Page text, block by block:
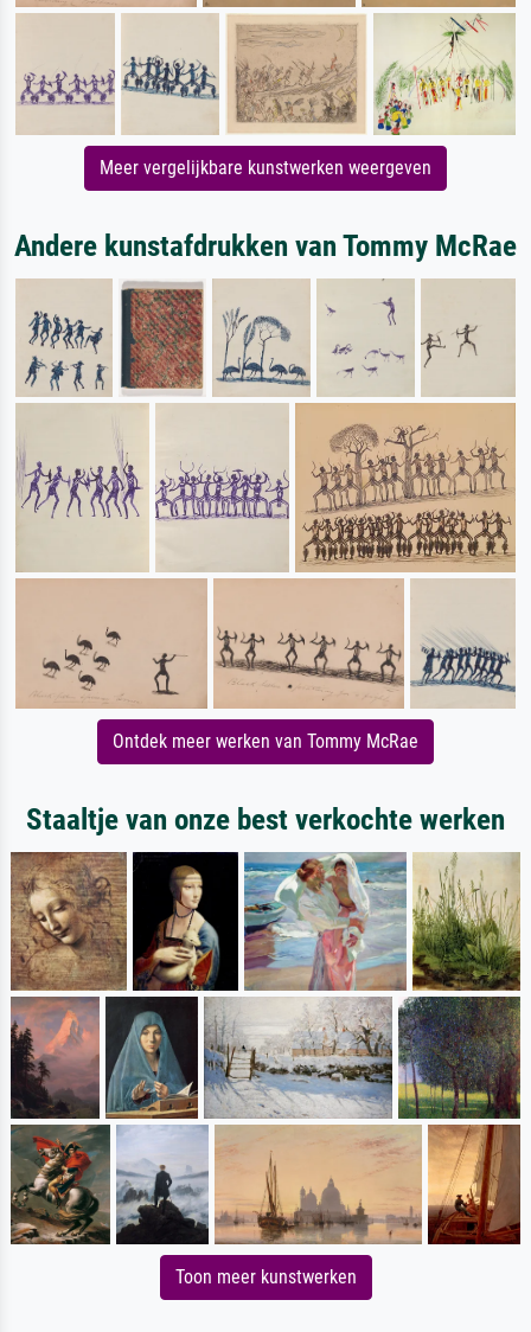
Meer vergelijkbare kunstwerken weergeven
Andere kunstafdrukken van Tommy McRae
Ontdek meer werken van Tommy McRae
Staaltje van onze best verkochte werken
Toon meer kunstwerken